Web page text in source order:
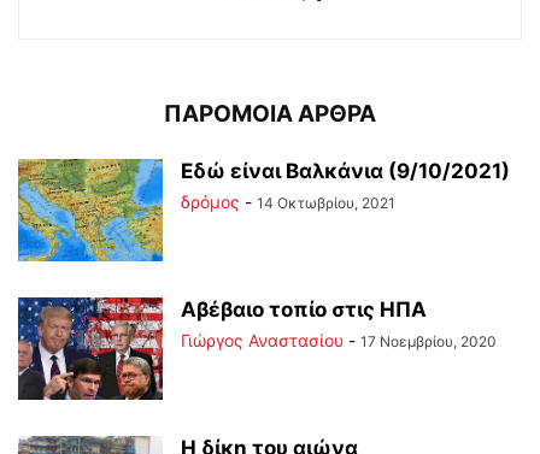
ΠΑΡΟΜΟΙΑ ΑΡΘΡΑ
Εδώ είναι Βαλκάνια (9/10/2021)
δρόμος - 14 Οκτωβρίου, 2021
Αβέβαιο τοπίο στις ΗΠΑ
Γιώργος Αναστασίου - 17 Νοεμβρίου, 2020
Η δίκη του αιώνα